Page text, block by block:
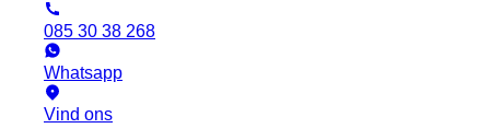
085 30 38 268
Whatsapp
Vind ons